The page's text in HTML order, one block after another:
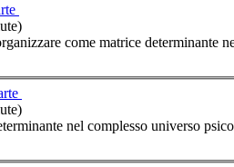
come matrice determinante nel complesso universo
psicologico individuale. Il presente lavoro è frutto della